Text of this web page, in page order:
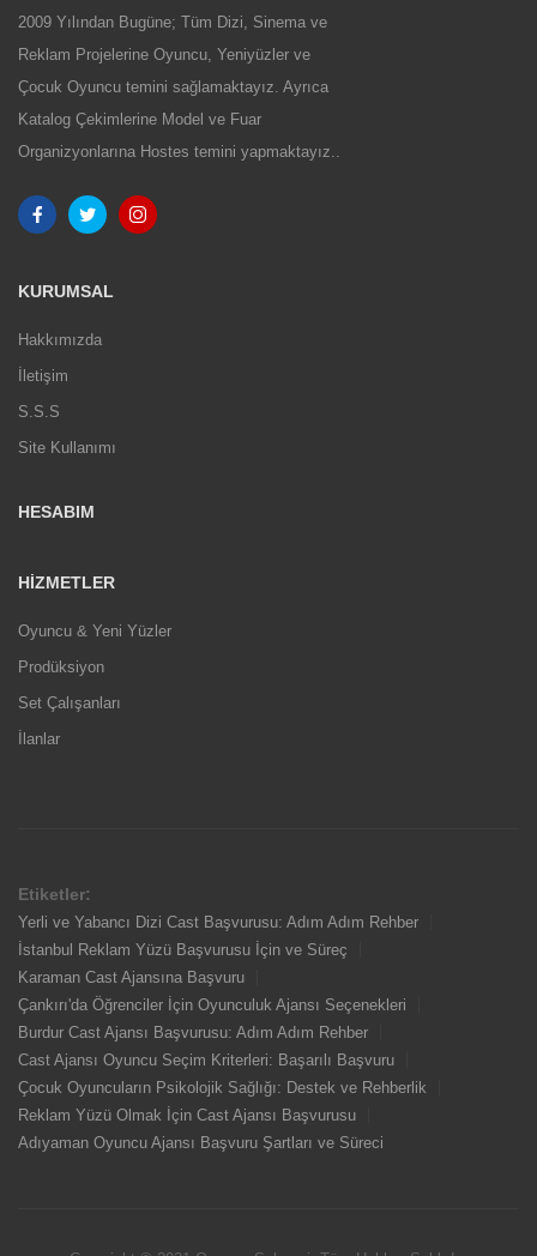
2009 Yılından Bugüne; Tüm Dizi, Sinema ve
Reklam Projelerine Oyuncu, Yeniyüzler ve
Çocuk Oyuncu temini sağlamaktayız. Ayrıca
Katalog Çekimlerine Model ve Fuar
Organizyonlarına Hostes temini yapmaktayız..
KURUMSAL
Hakkımızda
İletişim
S.S.S
Site Kullanımı
HESABIM
HIZMETLER
Oyuncu & Yeni Yüzler
Prodüksiyon
Set Çalışanları
İlanlar
Etiketler:
Yerli ve Yabancı Dizi Cast Başvurusu: Adım Adım Rehber
İstanbul Reklam Yüzü Başvurusu İçin ve Süreç
Karaman Cast Ajansına Başvuru
Çankırı'da Öğrenciler İçin Oyunculuk Ajansı Seçenekleri
Burdur Cast Ajansı Başvurusu: Adım Adım Rehber
Cast Ajansı Oyuncu Seçim Kriterleri: Başarılı Başvuru
Çocuk Oyuncuların Psikolojik Sağlığı: Destek ve Rehberlik
Reklam Yüzü Olmak İçin Cast Ajansı Başvurusu
Adıyaman Oyuncu Ajansı Başvuru Şartları ve Süreci